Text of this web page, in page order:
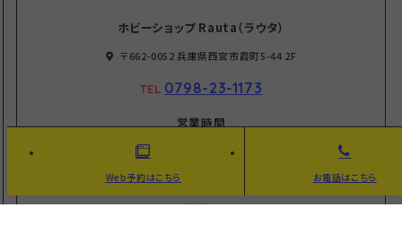
ホビーショップ Rauta（ラウタ）
〒662-0052 兵庫県西宮市霞町5-44 2F
TEL 0798-23-1173
営業時間
11:00～20:00
土日祝
定休日
Web予約はこちら お電話はこちら